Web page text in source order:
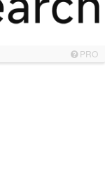
PRO